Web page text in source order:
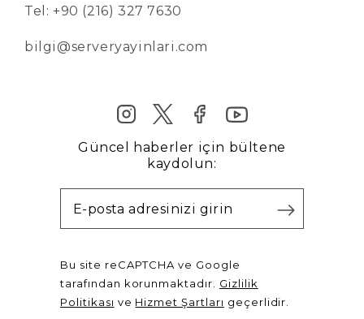
Tel: +90 (216) 327 7630
bilgi@serveryayinlari.com
Güncel haberler için bültene
kaydolun:
Bu site reCAPTCHA ve Google
tarafından korunmaktadır. Gizlilik
Politikası ve Hizmet Şartları geçerlidir.